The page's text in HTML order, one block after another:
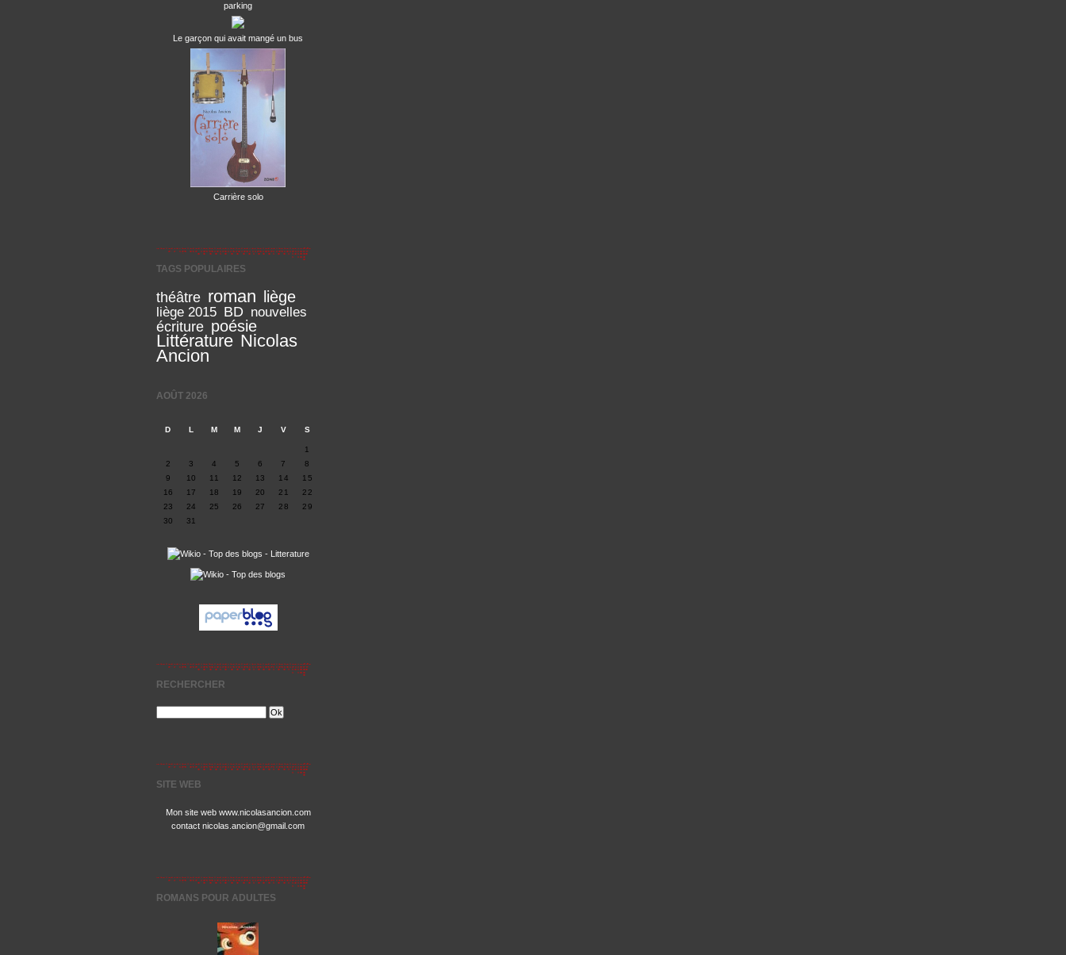
parking
Le garçon qui avait mangé un bus
Carrière solo
TAGS POPULAIRES
théâtre roman liège
liège 2015 BD nouvelles
écriture poésie
Littérature Nicolas
Ancion
AOÛT 2026
D L M M J V S
1
2
3 4 5 6 7
8
9
10 11 12 13 14
15
16
17 18 19 20 21
22
23
24 25 26 27 28
29
30
31
RECHERCHER
SITE WEB
Mon site web www.nicolasancion.com
contact nicolas.ancion@gmail.com
ROMANS POUR ADULTES